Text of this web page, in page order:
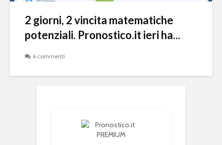
2 giorni, 2 vincita matematiche
potenziali. Pronostico.it ieri ha...
6 commenti